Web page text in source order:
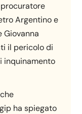
Argentino e
Giovanna
il pericolo di
inquinamento
ha spiegato